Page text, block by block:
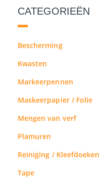
CATEGORIEËN
Bescherming
Kwasten
Markeerpennen
Maskeerpapier / Folie
Mengen van verf
Plamuren
Reiniging / Kleefdoeken
Tape